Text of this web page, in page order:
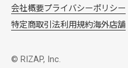
会社概要プライバシーポリシー
特定商取引法利用規約海外店舗
© RIZAP, Inc.